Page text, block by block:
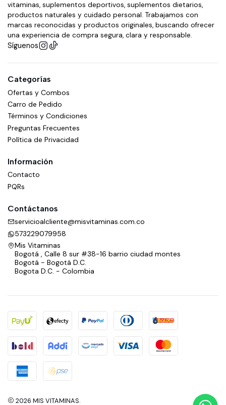
vitaminas, suplementos deportivos, suplementos dietarios,
productos naturales y cuidado personal. Trabajamos con
marcas reconocidas y productos originales, buscando ofrecer
una experiencia de compra segura, clara y responsable.
Síguenos
Categorías
Ofertas y Combos
Carro de Pedido
Términos y Condiciones
Preguntas Frecuentes
Política de Privacidad
Información
Contacto
PQRs
Contáctanos
servicioalcliente@misvitaminas.com.co
573229079958
Mis Vitaminas
Bogotá , Calle 8 sur #38-16 barrio ciudad montes
Bogotá - Bogotá D.C.
Bogota D.C. - Colombia
2026 MIS VITAMINAS.